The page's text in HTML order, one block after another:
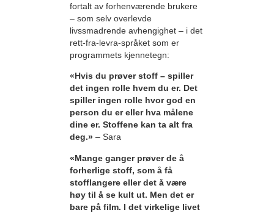
fortalt av forhenværende brukere
– som selv overlevde
livssmadrende avhengighet – i det
rett-fra-levra-språket som er
programmets kjennetegn:
«Hvis du prøver stoff – spiller
det ingen rolle hvem du er. Det
spiller ingen rolle hvor god en
person du er eller hva målene
dine er. Stoffene kan ta alt fra
deg.» – Sara
«Mange ganger prøver de å
forherlige stoff, som å få
stofflangere eller det å være
høy til å se kult ut. Men det er
bare på film. I det virkelige livet